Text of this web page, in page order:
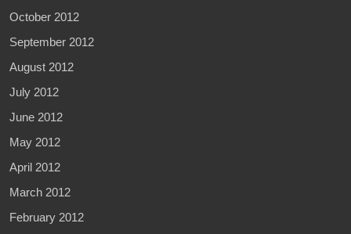
October 2012
September 2012
August 2012
July 2012
June 2012
May 2012
April 2012
March 2012
February 2012